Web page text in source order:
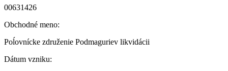
00631426
Obchodné meno:
Poĺovnícke združenie Podmaguriev likvidácii
Dátum vzniku: